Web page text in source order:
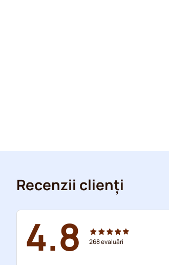
Recenzii clienți
4.8 268evaluări